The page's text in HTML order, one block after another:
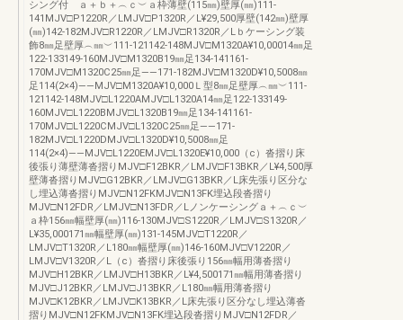
シング付 ａ＋ｂ＋︵ｃ︶ａ枠薄壁(115㎜)壁厚(㎜)111-
141MJV□P1220R／LMJV□P1320R／L¥29,500厚壁(142㎜)壁厚
(㎜)142-182MJV□R1220R／LMJV□R1320R／Lｂケーシング装
飾8㎜足壁厚︵㎜︶111-121142-148MJV□M1320A¥10,00014㎜足
122-133149-160MJV□M1320B19㎜足134-141161-
170MJV□M1320C25㎜足――171-182MJV□M1320D¥10,5008㎜
足114(2×4)――MJV□M1320A¥10,000Ｌ型8㎜足壁厚︵㎜︶111-
121142-148MJV□L1220AMJV□L1320A14㎜足122-133149-
160MJV□L1220BMJV□L1320B19㎜足134-141161-
170MJV□L1220CMJV□L1320C25㎜足――171-
182MJV□L1220DMJV□L1320D¥10,5008㎜足
114(2×4)――MJV□L1220EMJV□L1320E¥10,000（c）沓摺り床
後張り薄壁薄沓摺りMJV□F12BKR／LMJV□F13BKR／L¥4,500厚
壁薄沓摺りMJV□G12BKR／LMJV□G13BKR／L床先張り区分な
し埋込薄沓摺りMJV□N12FKMJV□N13FK埋込段沓摺り
MJV□N12FDR／LMJV□N13FDR／Lノンケーシングａ＋︵ｃ︶
ａ枠156㎜幅壁厚(㎜)116-130MJV□S1220R／LMJV□S1320R／
L¥35,000171㎜幅壁厚(㎜)131-145MJV□T1220R／
LMJV□T1320R／L180㎜幅壁厚(㎜)146-160MJV□V1220R／
LMJV□V1320R／L（c）沓摺り床後張り156㎜幅用薄沓摺り
MJV□H12BKR／LMJV□H13BKR／L¥4,500171㎜幅用薄沓摺り
MJV□J12BKR／LMJV□J13BKR／L180㎜幅用薄沓摺り
MJV□K12BKR／LMJV□K13BKR／L床先張り区分なし埋込薄沓
摺りMJV□N12FKMJV□N13FK埋込段沓摺りMJV□N12FDR／